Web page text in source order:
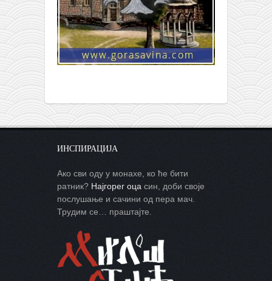
ИНСПИРАЦИЈА
Ако сви оду у монахе, ко ће бити
ратник? Најгорег оца син, доби своје
послушање и сачини од пера мач.
Трудим се… праштајте.